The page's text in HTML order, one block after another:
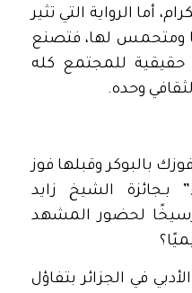
أما الرواية التي تثير
ومتحمس لها، فتصنع
حقيقية للمجتمع كله
وحده.
بالبوكر وقبلها فوز
بـجائزة الشيخ زايد
في عام 2023، ترسيخًا لحضور المشهد
في الجزائر بتفاؤل